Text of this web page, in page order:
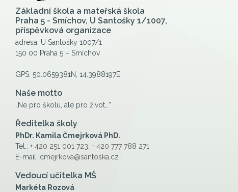
Základní škola a mateřská škola
Praha 5 - Smíchov, U Santošky 1/1007,
příspěvková organizace
adresa: U Santošky 1007/1
150 00 Praha 5 – Smíchov
GPS: 50.0659381N, 14.3988197E
Naše motto
„Ne pro školu, ale pro život…“
Ředitelka školy
PhDr. Kamila Čmejrková PhD.
Tel.: + 420 251 001 723, + 420 777 788 271
E-mail: cmejrkova@santoska.cz
Vedoucí učitelka MŠ
Markéta Rozová